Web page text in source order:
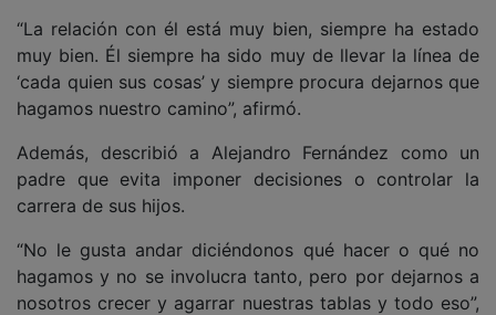
“La relación con él está muy bien, siempre ha estado
muy bien. Él siempre ha sido muy de llevar la línea de
‘cada quien sus cosas’ y siempre procura dejarnos que
hagamos nuestro camino”, afirmó.
Además, describió a Alejandro Fernández como un
padre que evita imponer decisiones o controlar la
carrera de sus hijos.
“No le gusta andar diciéndonos qué hacer o qué no
hagamos y no se involucra tanto, pero por dejarnos a
nosotros crecer y agarrar nuestras tablas y todo eso”,